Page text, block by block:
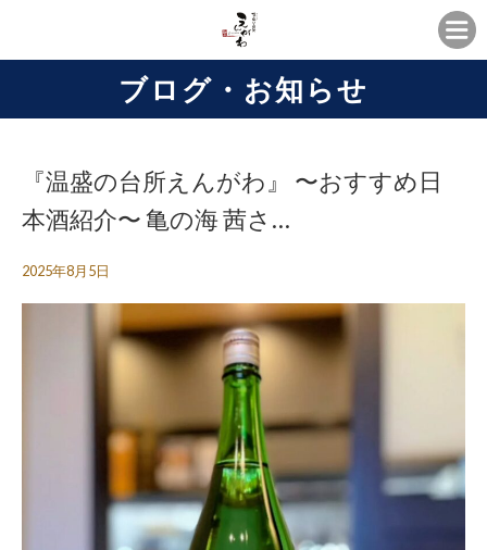
ブログ・お知らせ
『温盛の台所えんがわ』 〜おすすめ日
本酒紹介〜 亀の海 茜さ…
2025年8月5日